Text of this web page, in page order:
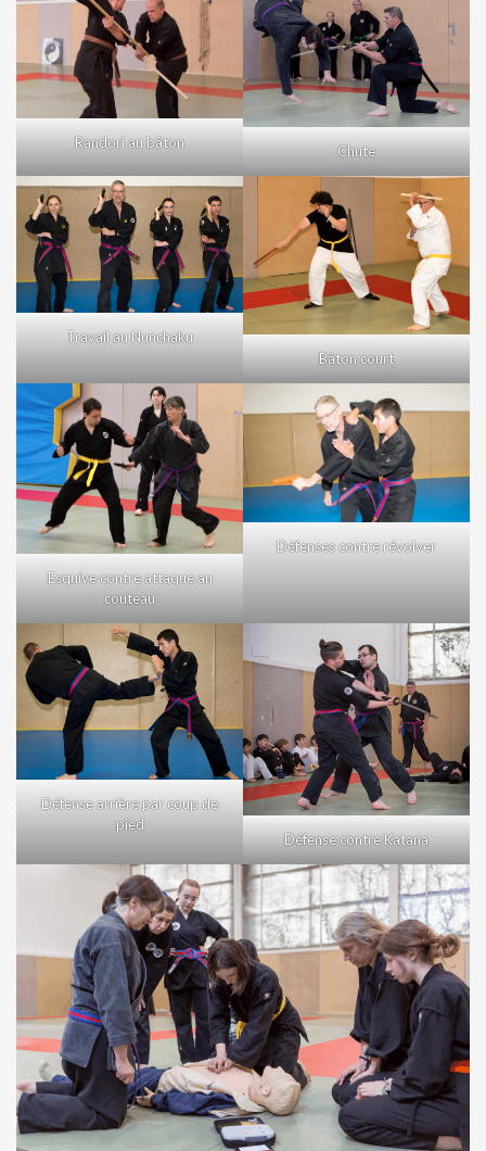
Randori au bâton Chute
Travail au Nunchaku
Bâton court
Esquive contre attaque au
couteau
Défenses contre révolver
Défense arrière par coup de
pied
Défense contre Katana